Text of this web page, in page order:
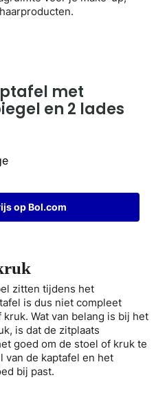
met
en 2 lades
op Bol.com
zitten tijdens het
is dus niet compleet
Wat van belang is bij het
is dat de zitplaats
goed om de stoel of kruk te
van de kaptafel en het
bij past.